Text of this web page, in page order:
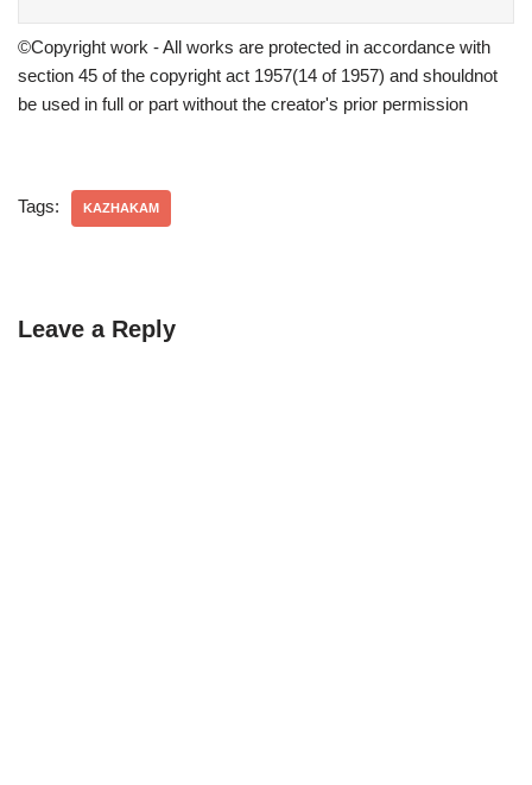
©Copyright work - All works are protected in accordance with
section 45 of the copyright act 1957(14 of 1957) and shouldnot
be used in full or part without the creator's prior permission
Tags: KAZHAKAM
Leave a Reply